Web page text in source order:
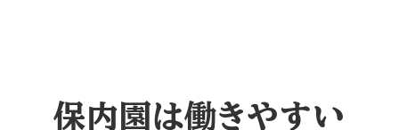
保内園は働きやすい